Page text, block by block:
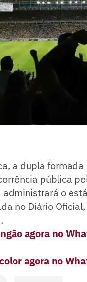
a dupla
pública
o
no Diário
agora no
agora no